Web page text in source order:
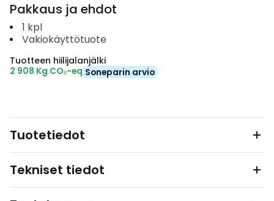
Pakkaus ja ehdot
1 kpl
Vakiokäyttötuote
Tuotteen hiilijalanjälki
2 908 Kg CO₂-eq Soneparin arvio
Tuotetiedot
Tekniset tiedot